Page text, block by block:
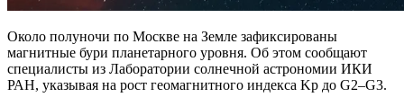
Около полуночи по Москве на Земле зафиксированы
магнитные бури планетарного уровня. Об этом сообщают
специалисты из Лаборатории солнечной астрономии ИКИ
РАН, указывая на рост геомагнитного индекса Kp до G2–G3.